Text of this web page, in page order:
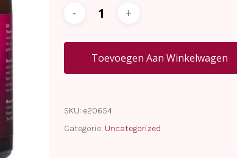
Toevoegen Aan Winkelwagen
SKU: e20654
Categorie: Uncategorized